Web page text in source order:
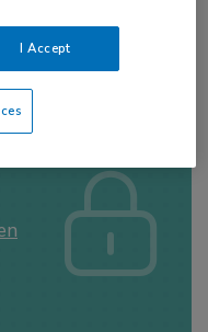
I Accept